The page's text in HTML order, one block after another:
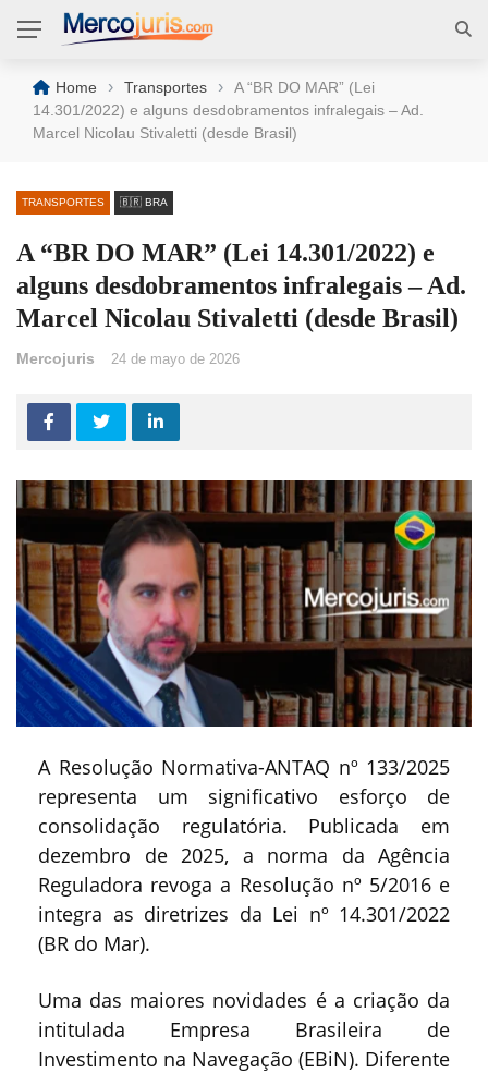
Home › Transportes ›
A “BR DO MAR” (Lei
14.301/2022) e alguns desdobramentos infralegais – Ad.
Marcel Nicolau Stivaletti (desde Brasil)
TRANSPORTES 🇧🇷 BRA
A “BR DO MAR” (Lei 14.301/2022) e
alguns desdobramentos infralegais – Ad.
Marcel Nicolau Stivaletti (desde Brasil)
Mercojuris 24 de mayo de 2026
A Resolução Normativa-ANTAQ nº 133/2025
representa um significativo esforço de
consolidação regulatória. Publicada em
dezembro de 2025, a norma da Agência
Reguladora revoga a Resolução nº 5/2016 e
integra as diretrizes da Lei nº 14.301/2022
(BR do Mar).
Uma das maiores novidades é a criação da
intitulada Empresa Brasileira de
Investimento na Navegação (EBiN). Diferente